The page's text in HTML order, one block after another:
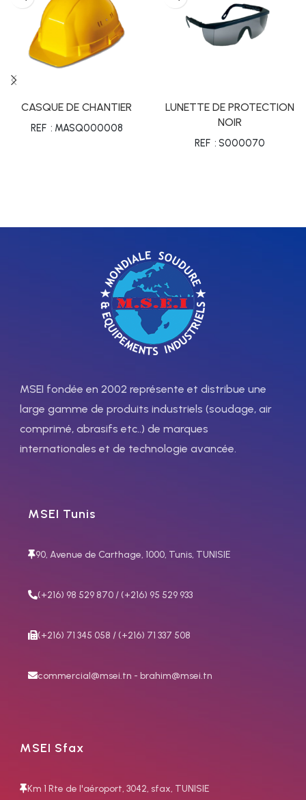
CASQUE DE CHANTIER
REF : MASQ000008
LUNETTE DE PROTECTION
NOIR
REF : S000070
MSEI fondée en 2002 représente et distribue une
large gamme de produits industriels (soudage, air
comprimé, abrasifs etc..) de marques
internationales et de technologie avancée.
MSEI Tunis
90, Avenue de Carthage, 1000, Tunis, TUNISIE
(+216) 98 529 870 / (+216) 95 529 933
(+216) 71 345 058 / (+216) 71 337 508
commercial@msei.tn - brahim@msei.tn
MSEI Sfax
Km 1 Rte de l'aéroport, 3042, sfax, TUNISIE